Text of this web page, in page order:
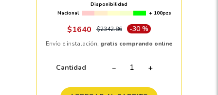
Disponibilidad
Nacional
+ 100pzs
$1640 $2342.86 -30 %
Envío e instalación, gratis comprando online
Cantidad ＋
－